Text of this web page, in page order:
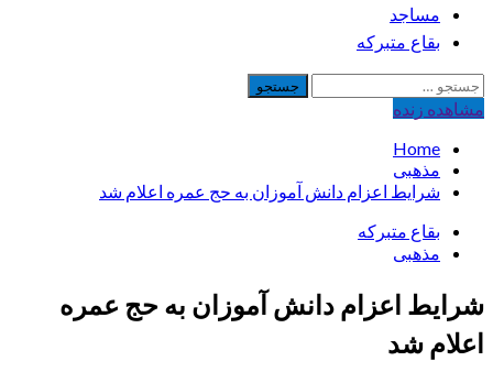
مساجد
بقاع متبرکه
جستجو
برای:
مشاهده‌ زنده
Home
مذهبی
شرایط اعزام دانش آموزان به حج عمره اعلام شد
بقاع متبرکه
مذهبی
شرایط اعزام دانش آموزان به حج عمره
اعلام شد